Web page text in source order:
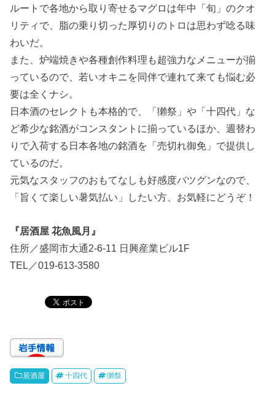
ルートで各地から取り寄せるマグロは年中「旬」のクオ
リティで、脂の乗り切った厚切りのトロは思わず唸る味
わいだ。
また、炉端焼きや各種創作料理も超強力なメニューが揃
っているので、若いオキニを同伴で連れて来ても悩む必
要は全くナシ。
日本酒のセレクトも本格的で、「獺祭」や「十四代」な
ど希少な銘酒がコンスタントに揃っているほか、週替わ
りで入荷する日本各地の銘酒を「売切れ御免」で提供し
ているのだ。
元気なスタッフのおもてなしも好感度バツグンなので、
「旨くて楽しい暑気払い」したい方、お気軽にどうぞ！
『居酒屋 花魚風月』
住所／盛岡市大通2-6-11 日興産業ビル1F
TEL／019-613-3580
居酒屋 十四代 獺祭